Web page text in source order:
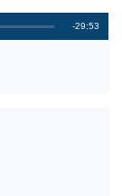
R
-29:53